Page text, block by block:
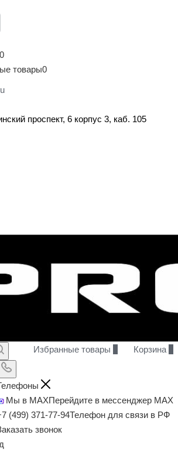
0
товары0
проспект, 6 корпус 3, каб. 105
Избранные товары Корзина
Мы в MAXПерейдите в мессенджер MAX
(499) 371-77-94Телефон для связи в РФ
звонок